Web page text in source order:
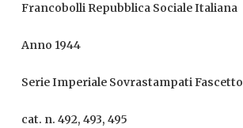
Francobolli Repubblica Sociale Italiana
Anno 1944
Serie Imperiale Sovrastampati Fascetto
cat. n. 492, 493, 495